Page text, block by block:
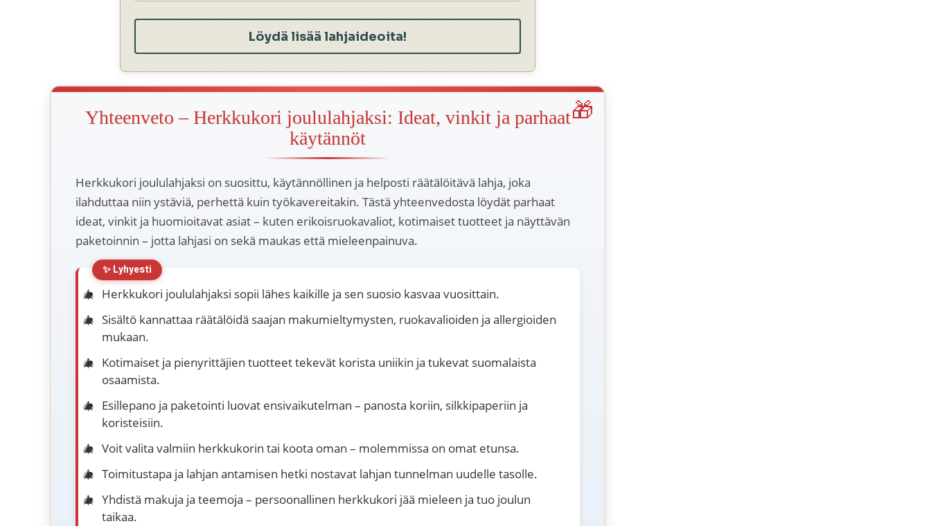
Löydä lisää lahjaideoita!
Yhteenveto – Herkkukori joululahjaksi: Ideat, vinkit ja parhaat
käytännöt
Herkkukori joululahjaksi on suosittu, käytännöllinen ja helposti räätälöitävä lahja, joka
ilahduttaa niin ystäviä, perhettä kuin työkavereitakin. Tästä yhteenvedosta löydät parhaat
ideat, vinkit ja huomioitavat asiat – kuten erikoisruokavaliot, kotimaiset tuotteet ja näyttävän
paketoinnin – jotta lahjasi on sekä maukas että mieleenpainuva.
Herkkukori joululahjaksi sopii lähes kaikille ja sen suosio kasvaa vuosittain.
Sisältö kannattaa räätälöidä saajan makumieltymysten, ruokavalioiden ja allergioiden
mukaan.
Kotimaiset ja pienyrittäjien tuotteet tekevät korista uniikin ja tukevat suomalaista
osaamista.
Esillepano ja paketointi luovat ensivaikutelman – panosta koriin, silkkipaperiin ja
koristeisiin.
Voit valita valmiin herkkukorin tai koota oman – molemmissa on omat etunsa.
Toimitustapa ja lahjan antamisen hetki nostavat lahjan tunnelman uudelle tasolle.
Yhdistä makuja ja teemoja – persoonallinen herkkukori jää mieleen ja tuo joulun
taikaa.